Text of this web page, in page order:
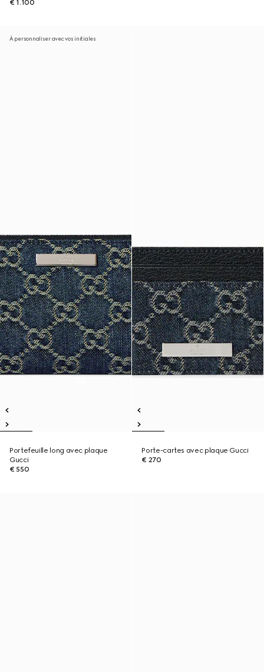
€ 1.100
À personnaliser avec vos initiales
Portefeuille long avec plaque
Gucci
€ 550
Porte-cartes avec plaque Gucci
€ 270